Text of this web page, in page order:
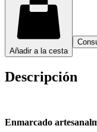
Añadir a la cesta
Descripción
Enmarcado